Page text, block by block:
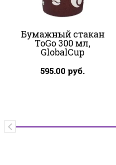
Бумажный стакан
ToGo 300 мл,
GlobalCup
595.00 руб.